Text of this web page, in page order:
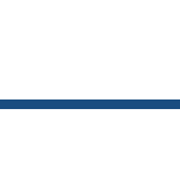
springen